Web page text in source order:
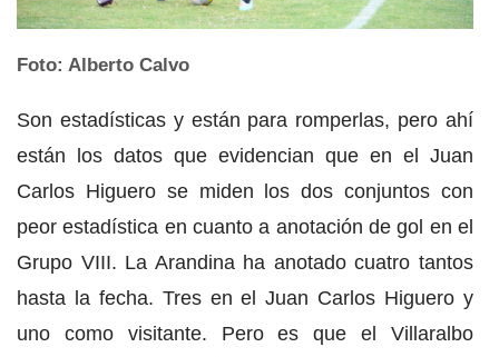
Foto: Alberto Calvo
Son estadísticas y están para romperlas, pero ahí
están los datos que evidencian que en el Juan
Carlos Higuero se miden los dos conjuntos con
peor estadística en cuanto a anotación de gol en el
Grupo VIII. La Arandina ha anotado cuatro tantos
hasta la fecha. Tres en el Juan Carlos Higuero y
uno como visitante. Pero es que el Villaralbo